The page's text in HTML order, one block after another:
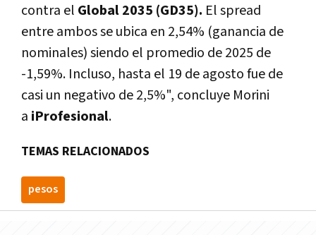
contra el Global 2035 (GD35). El spread
entre ambos se ubica en 2,54% (ganancia de
nominales) siendo el promedio de 2025 de
-1,59%. Incluso, hasta el 19 de agosto fue de
casi un negativo de 2,5%", concluye Morini
a iProfesional.
TEMAS RELACIONADOS
pesos